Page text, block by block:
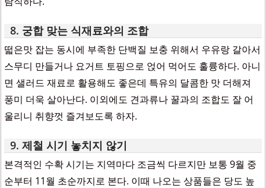
8. 궁합 맞는 식재료와의 조합
떫은맛 잡는 동시에 부족한 단백질 보충 위해서 우유랑 갈아서
스무디 만들거나 요거트 토핑으로 얹어 먹어도 훌륭하다. 아니
면 샐러드 재료로 활용해도 좋은데 특유의 달콤한 맛 더해져
풍미 더욱 살아난다. 이외에도 견과류나 꿀과의 조합도 잘 어
울리니 취향껏 즐겨보도록 하자.
9. 제철 시기 놓치지 않기
본격적인 수확 시기는 지역마다 조금씩 다르지만 보통 9월 중
순부터 11월 초순까지로 본다. 이때 나오는 상품들은 당도 높